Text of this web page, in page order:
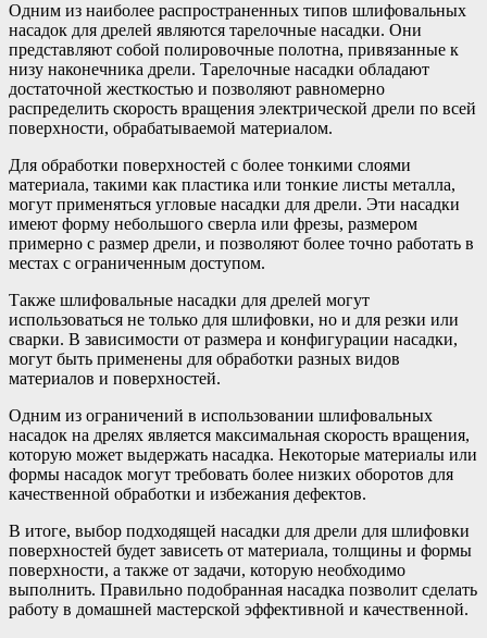
Одним из наиболее распространенных типов шлифовальных
насадок для дрелей являются тарелочные насадки. Они
представляют собой полировочные полотна, привязанные к
низу наконечника дрели. Тарелочные насадки обладают
достаточной жесткостью и позволяют равномерно
распределить скорость вращения электрической дрели по всей
поверхности, обрабатываемой материалом.
Для обработки поверхностей с более тонкими слоями
материала, такими как пластика или тонкие листы металла,
могут применяться угловые насадки для дрели. Эти насадки
имеют форму небольшого сверла или фрезы, размером
примерно с размер дрели, и позволяют более точно работать в
местах с ограниченным доступом.
Также шлифовальные насадки для дрелей могут
использоваться не только для шлифовки, но и для резки или
сварки. В зависимости от размера и конфигурации насадки,
могут быть применены для обработки разных видов
материалов и поверхностей.
Одним из ограничений в использовании шлифовальных
насадок на дрелях является максимальная скорость вращения,
которую может выдержать насадка. Некоторые материалы или
формы насадок могут требовать более низких оборотов для
качественной обработки и избежания дефектов.
В итоге, выбор подходящей насадки для дрели для шлифовки
поверхностей будет зависеть от материала, толщины и формы
поверхности, а также от задачи, которую необходимо
выполнить. Правильно подобранная насадка позволит сделать
работу в домашней мастерской эффективной и качественной.